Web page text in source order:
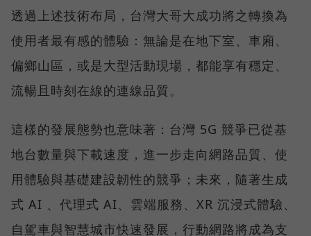
透過上述技術布局，台灣大哥大成功將之轉換為
使用者最有感的體驗：無論是在地下室、車廂、
偏鄉山區，或是大型活動現場，都能享有穩定、
流暢且時刻在線的連線品質。
這樣的發展態勢也意味著：台灣 5G 競爭已從基
地台數量與下載速度，進一步走向網路品質、使
用體驗與基礎建設韌性的競爭；未來，隨著生成
式 AI 、代理式 AI、雲端服務、XR 沉浸式體驗、
自駕車與智慧城市快速發展，行動網路將成為支